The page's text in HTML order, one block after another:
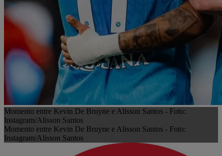
Momento entre Kevin De Bruyne e Alisson Santos - Foto:
Instagram/Alisson Santos
Momento entre Kevin De Bruyne e Alisson Santos - Foto:
Instagram/Alisson Santos